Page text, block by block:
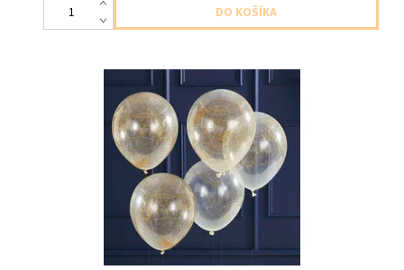
latexové balóny číre so zlatým vláknom vo vnútri balona 5ks v
baleni velkost do 30cm dodavame nenafukane